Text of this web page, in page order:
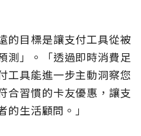
的目標是讓支付工具從被
測」。「透過即時消費足
工具能進一步主動洞察您
合習慣的卡友優惠，讓支
生活顧問。」